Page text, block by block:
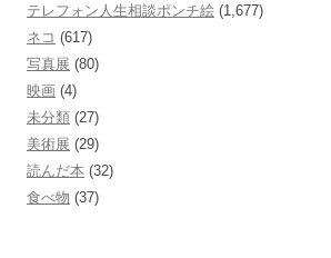
テレフォン人生相談ポンチ絵 (1,677)
ネコ (617)
写真展 (80)
映画 (4)
未分類 (27)
美術展 (29)
読んだ本 (32)
食べ物 (37)